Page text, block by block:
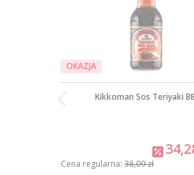
OKAZJA
Kikkoman Sos Teriyaki
Cena regularna: 38,09 zł